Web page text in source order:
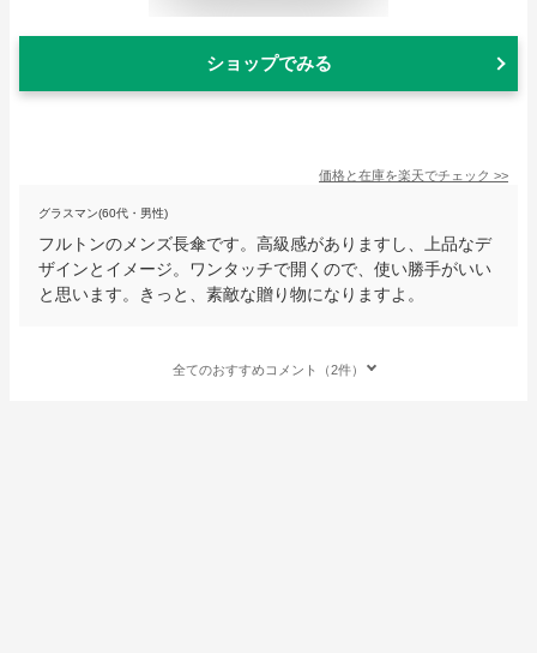
ショップでみる
価格と在庫を楽天でチェック >>
グラスマン(60代・男性)
フルトンのメンズ長傘です。高級感がありますし、上品なデ
ザインとイメージ。ワンタッチで開くので、使い勝手がいい
と思います。きっと、素敵な贈り物になりますよ。
全てのおすすめコメント（2件）